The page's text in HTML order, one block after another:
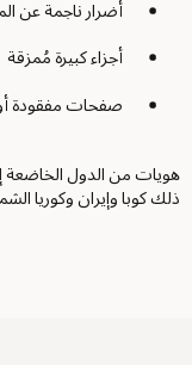
أضرار ناجمة عن
أجزاء كبيرة مُمزقة
صفحات مفقودة
هويات من الدول الخاضعة
ذلك كوبا وإيران وكوريا